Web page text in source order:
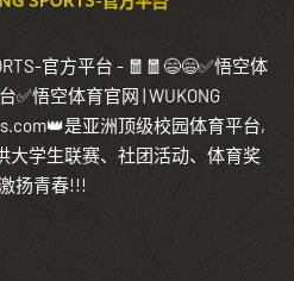
官方平台 - 🧧🧧😄😄✅悟空体
✅悟空体育官网 | WUKONG
是亚洲顶级校园体育平台,
大学生联赛、社团活动、体育奖
扬青春!!!